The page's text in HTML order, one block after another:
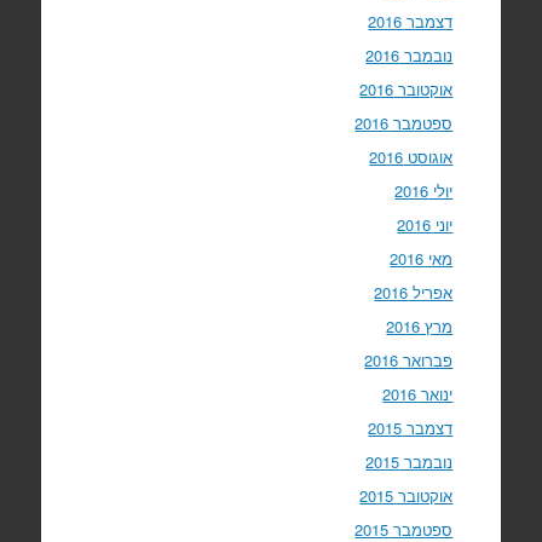
דצמבר 2016
נובמבר 2016
אוקטובר 2016
ספטמבר 2016
אוגוסט 2016
יולי 2016
יוני 2016
מאי 2016
אפריל 2016
מרץ 2016
פברואר 2016
ינואר 2016
דצמבר 2015
נובמבר 2015
אוקטובר 2015
ספטמבר 2015